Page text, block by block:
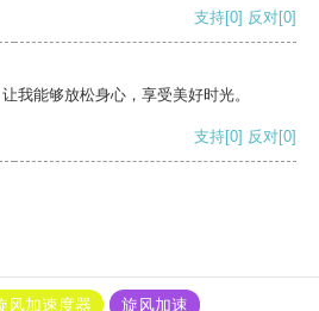
支持[0] 反对[0]
我能够放松身心，享受美好时光。
支持[0] 反对[0]
风加速度器
旋风加速